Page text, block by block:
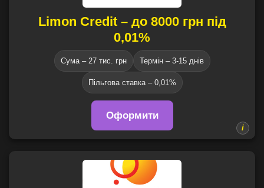
Limon Credit – до 8000 грн під
0,01%
Сума – 27 тис. грн Термін – 3-15 днів
Пільгова ставка – 0,01%
Оформити